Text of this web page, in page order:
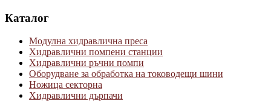
Каталог
Модулна хидравлична преса
Хидравлични помпени станции
Хидравлични ръчни помпи
Оборудване за обработка на тоководещи шини
Ножица секторна
Хидравлични дърпачи